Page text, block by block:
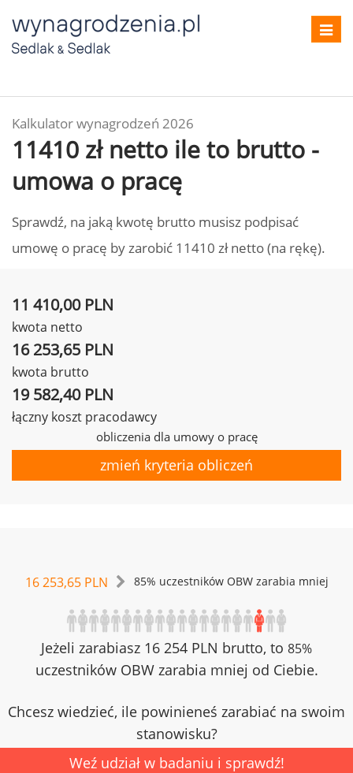
Kalkulator wynagrodzeń 2026
11410 zł netto ile to brutto -
umowa o pracę
Sprawdź, na jaką kwotę brutto musisz podpisać
umowę o pracę by zarobić 11410 zł netto (na rękę).
11 410,00 PLN
kwota netto
16 253,65 PLN
kwota brutto
19 582,40 PLN
łączny koszt pracodawcy
obliczenia dla umowy o pracę
zmień kryteria obliczeń
16 253,65 PLN 85% uczestników OBW zarabia mniej
Jeżeli zarabiasz 16 254 PLN brutto, to 85%
uczestników OBW zarabia mniej od Ciebie.
Chcesz wiedzieć, ile powinieneś zarabiać na swoim
stanowisku?
Weź udział w badaniu i sprawdź!